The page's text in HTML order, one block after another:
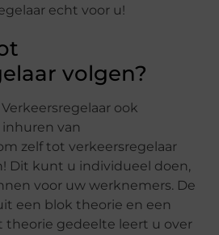
echt voor u!
volgen?
ook
van
zelf tot verkeersregelaar
Dit kunt u individueel doen,
voor uw werknemers. De
een blok theorie en een
theorie gedeelte leert u over